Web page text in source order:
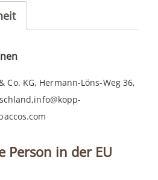
Co. KG, Hermann-Löns-Weg 36,
Person in der EU